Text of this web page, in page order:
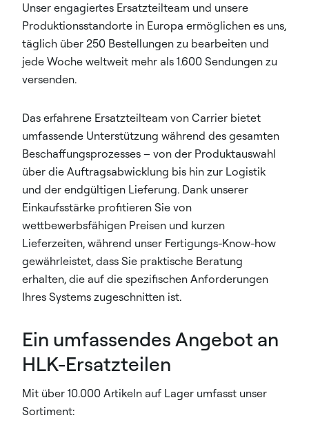
Unser engagiertes Ersatzteilteam und unsere
Produktionsstandorte in Europa ermöglichen es uns,
täglich über 250 Bestellungen zu bearbeiten und
jede Woche weltweit mehr als 1.600 Sendungen zu
versenden.
Das erfahrene Ersatzteilteam von Carrier bietet
umfassende Unterstützung während des gesamten
Beschaffungsprozesses – von der Produktauswahl
über die Auftragsabwicklung bis hin zur Logistik
und der endgültigen Lieferung. Dank unserer
Einkaufsstärke profitieren Sie von
wettbewerbsfähigen Preisen und kurzen
Lieferzeiten, während unser Fertigungs-Know-how
gewährleistet, dass Sie praktische Beratung
erhalten, die auf die spezifischen Anforderungen
Ihres Systems zugeschnitten ist.
Ein umfassendes Angebot an
HLK-Ersatzteilen
Mit über 10.000 Artikeln auf Lager umfasst unser
Sortiment: